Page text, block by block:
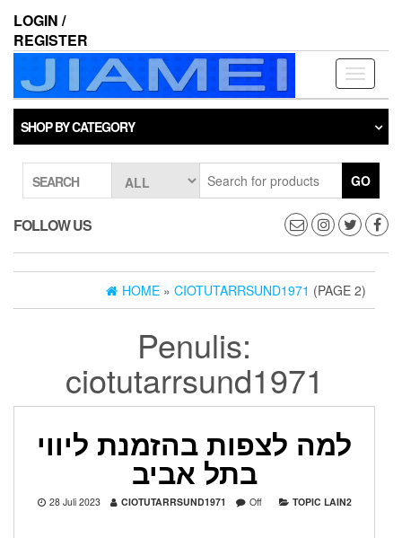
the
LOGIN /
REGISTER
Toggle
SHOP BY CATEGORY
SEARCH GO
FOLLOW US
HOME » CIOTUTARRSUND1971 (PAGE 2)
Penulis:
ciotutarrsund1971
למה לצפות בהזמנת ליווי
בתל אביב
28 Juli 2023 CIOTUTARRSUND1971 Off TOPIC LAIN2